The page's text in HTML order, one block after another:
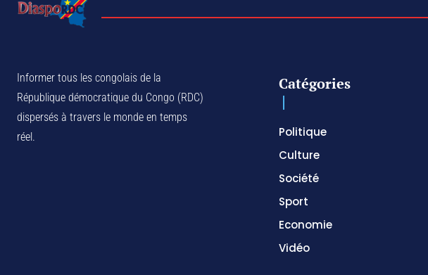
Informer tous les congolais de la
République démocratique du Congo (RDC)
dispersés à travers le monde en temps
réel.
Catégories
Politique
Culture
Société
Sport
Economie
Vidéo